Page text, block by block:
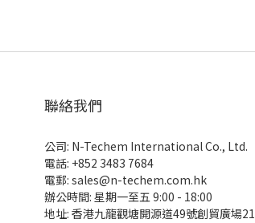
聯絡我們
公司: N-Techem International Co., Ltd.
電話: +852 3483 7684
電郵: sales@n-techem.com.hk
辦公時間: 星期一至五 9:00 - 18:00
地址: 香港九龍觀塘開源道49號創貿廣場21